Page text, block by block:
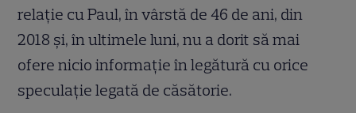
relație cu Paul, în vârstă de 46 de ani, din
2018 și, în ultimele luni, nu a dorit să mai
ofere nicio informație în legătură cu orice
speculație legată de căsătorie.